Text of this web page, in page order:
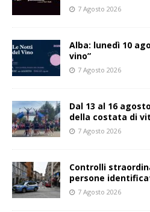
7 Agosto 2026
Alba: lunedì 10
vino”
7 Agosto 2026
Dal 13 al 16
della costata di
7 Agosto 2026
Controlli
persone
7 Agosto 2026